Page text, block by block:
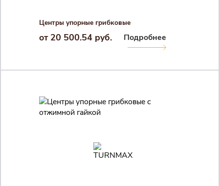
Центры упорные грибковые
от 20 500.54 руб. Подробнее
Войти Забыли пароль?